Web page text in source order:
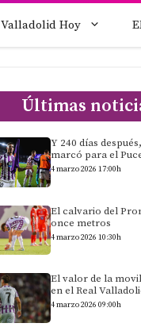
Valladolid Hoy
Últimas
Y 240 días
marcó para el
4 marzo 2026 17:00h
El calvario del
once metros
4 marzo 2026 10:30h
El valor de la
en el Real
4 marzo 2026 09:00h